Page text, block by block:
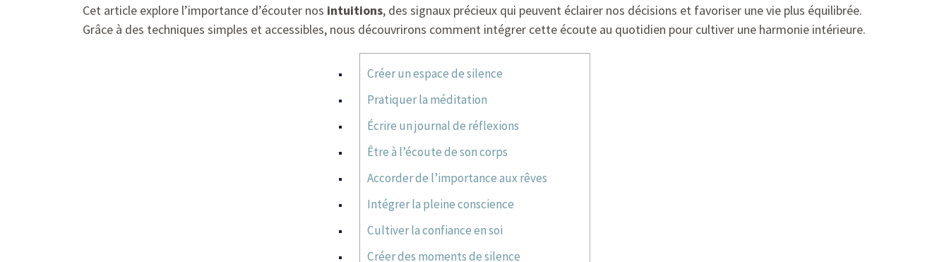
Cet article explore l’importance d’écouter nos intuitions, des signaux précieux qui peuvent éclairer nos décisions et favoriser une vie plus équilibrée.
Grâce à des techniques simples et accessibles, nous découvrirons comment intégrer cette écoute au quotidien pour cultiver une harmonie intérieure.
Créer un espace de silence
Pratiquer la méditation
Écrire un journal de réflexions
Être à l’écoute de son corps
Accorder de l’importance aux rêves
Intégrer la pleine conscience
Cultiver la confiance en soi
Créer des moments de silence